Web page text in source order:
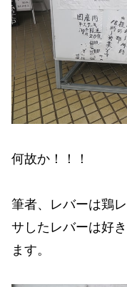
何故か！！！
筆者、レバーは鶏
サしたレバーは好
ます。